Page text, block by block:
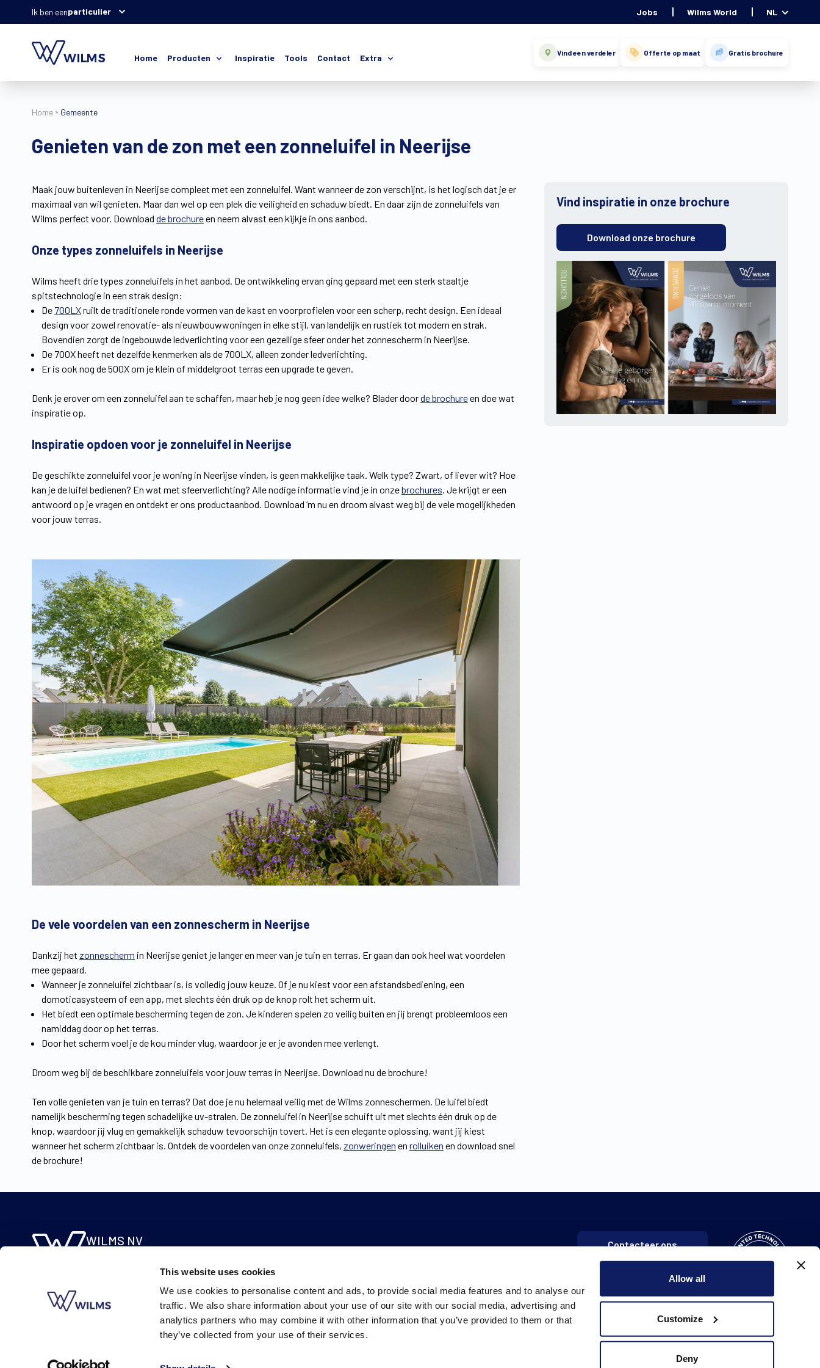
This website uses cookies
We use cookies to personalise content and ads, to provide social media features and to analyse our
traffic. We also share information about your use of our site with our social media, advertising and
analytics partners who may combine it with other information that you’ve provided to them or that
they’ve collected from your use of their services.
Allow all
Customize
Deny
Ik ben eenparticulier Jobs Wilms World NL
Home Producten Inspiratie Tools Contact Extra Vind een verdeler Offerte op maat Gratis brochure
Home Gemeente
Genieten van de zon met een zonneluifel in Neerijse
Maak jouw buitenleven in Neerijse compleet met een zonneluifel. Want wanneer de zon verschijnt, is het logisch dat je er
maximaal van wil genieten. Maar dan wel op een plek die veiligheid en schaduw biedt. En daar zijn de zonneluifels van
Wilms perfect voor. Download de brochureen neem alvast een kijkje in ons aanbod.
Onze types zonneluifels in Neerijse
Wilms heeft drie types zonneluifels in het aanbod. De ontwikkeling ervan ging gepaard met een sterk staaltje
spitstechnologie in een strak design:
De 700LXruilt de traditionele ronde vormen van de kast en voorprofielen voor een scherp, recht design. Een ideaal
design voor zowel renovatie- als nieuwbouwwoningen in elke stijl, van landelijk en rustiek tot modern en strak.
Bovendien zorgt de ingebouwde ledverlichting voor een gezellige sfeer onder het zonnescherm in Neerijse.
De 700X heeft net dezelfde kenmerken als de 700LX, alleen zonder ledverlichting.
Er is ook nog de 500X om je klein of middelgroot terras een upgrade te geven.
Denk je erover om een zonneluifel aan te schaffen, maar heb je nog geen idee welke? Blader doorde brochureen doe wat
inspiratie op.
Inspiratie opdoen voor je zonneluifel in Neerijse
De geschikte zonneluifel voor je woning in Neerijse vinden, is geen makkelijke taak. Welk type? Zwart, of liever wit? Hoe
kan je de luifel bedienen? En wat met sfeerverlichting? Alle nodige informatie vind je in onzebrochures. Je krijgt er een
antwoord op je vragen en ontdekt er ons productaanbod. Download ‘m nu en droom alvast weg bij de vele mogelijkheden
voor jouw terras.
De vele voordelen van een zonnescherm in Neerijse
Dankzij het zonnescherm in Neerijse geniet je langer en meer van je tuin en terras. Er gaan dan ook heel wat voordelen
mee gepaard.
Wanneer je zonneluifel zichtbaar is, is volledig jouw keuze. Of je nu kiest voor een afstandsbediening, een
domoticasysteem of een app, met slechts één druk op de knop rolt het scherm uit.
Het biedt een optimale bescherming tegen de zon. Je kinderen spelen zo veilig buiten en jij brengt probleemloos een
namiddag door op het terras.
Door het scherm voel je de kou minder vlug, waardoor je er je avonden mee verlengt.
Droom weg bij de beschikbare zonneluifels voor jouw terras in Neerijse. Download nu de brochure!
Ten volle genieten van je tuin en terras? Dat doe je nu helemaal veilig met de Wilms zonneschermen. De luifel biedt
namelijk bescherming tegen schadelijke uv-stralen. De zonneluifel in Neerijse schuift uit met slechts één druk op de
knop, waardoor jij vlug en gemakkelijk schaduw tevoorschijn tovert. Het is een elegante oplossing, want jij kiest
wanneer het scherm zichtbaar is. Ontdek de voordelen van onze zonneluifels, zonweringen en rolluiken en download snel
de brochure!
Vind inspiratie in onze brochure
Download onze brochure
WILMS NV Contacteer ons